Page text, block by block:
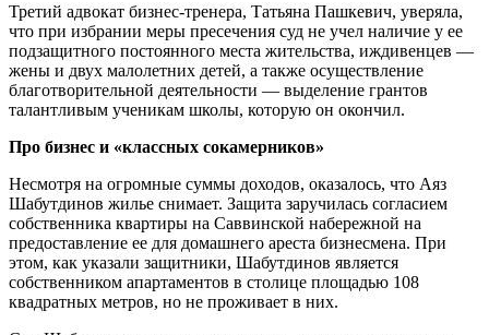
Третий адвокат бизнес-тренера, Татьяна Пашкевич, уверяла,
что при избрании меры пресечения суд не учел наличие у ее
подзащитного постоянного места жительства, иждивенцев —
жены и двух малолетних детей, а также осуществление
благотворительной деятельности — выделение грантов
талантливым ученикам школы, которую он окончил.
Про бизнес и «классных сокамерников»
Несмотря на огромные суммы доходов, оказалось, что Аяз
Шабутдинов жилье снимает. Защита заручилась согласием
собственника квартиры на Саввинской набережной на
предоставление ее для домашнего ареста бизнесмена. При
этом, как указали защитники, Шабутдинов является
собственником апартаментов в столице площадью 108
квадратных метров, но не проживает в них.